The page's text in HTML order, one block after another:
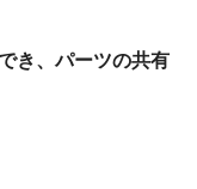
き、パーツの共有